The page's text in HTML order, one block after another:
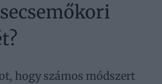
hogy számos módszert